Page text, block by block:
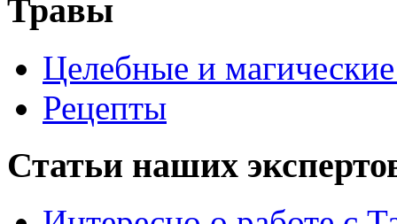
Травы
Целебные и магические
Рецепты
Статьи наших